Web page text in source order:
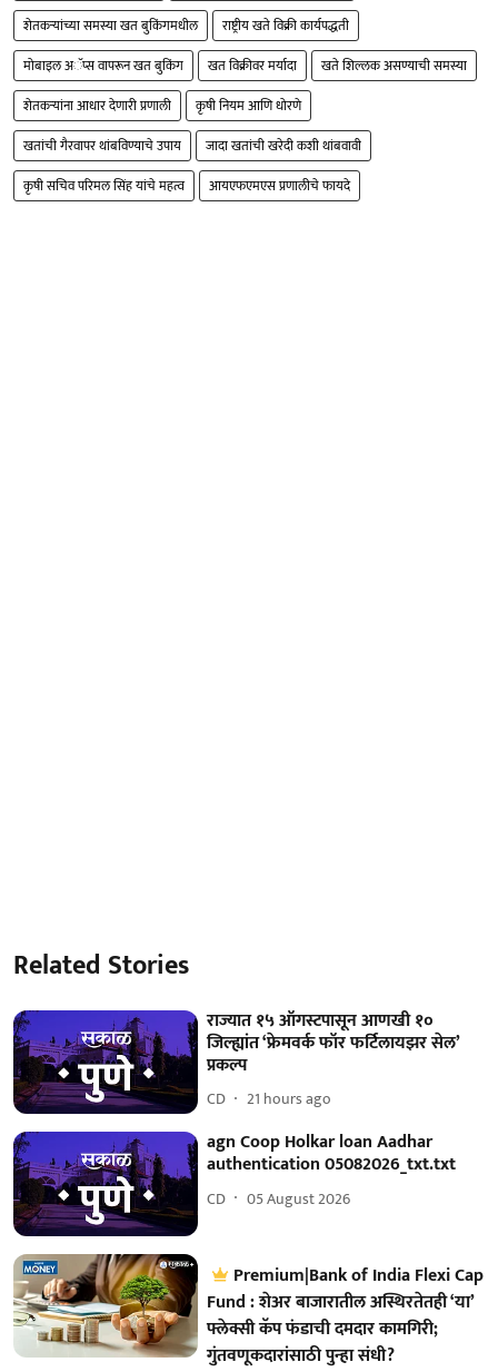
शेतकऱ्यांच्या समस्या खत बुकिंगमधील
राष्ट्रीय खते विक्री कार्यपद्धती
मोबाइल अॅप्स वापरून खत बुकिंग
खत विक्रीवर मर्यादा
खते शिल्लक असण्याची समस्या
शेतकऱ्यांना आधार देणारी प्रणाली
कृषी नियम आणि धोरणे
खतांची गैरवापर थांबविण्याचे उपाय
जादा खतांची खरेदी कशी थांबवावी
कृषी सचिव परिमल सिंह यांचे महत्व
आयएफएमएस प्रणालीचे फायदे
Related Stories
राज्यात १५ ऑगस्टपासून आणखी १०
जिल्ह्यांत ‘फ्रेमवर्क फॉर फर्टिलायझर सेल’
प्रकल्प
CD 21 hours ago
agn Coop Holkar loan Aadhar
authentication 05082026_txt.txt
CD 05 August 2026
Premium|Bank of India Flexi Cap
Fund : शेअर बाजारातील अस्थिरतेतही ‘या’
फ्लेक्सी कॅप फंडाची दमदार कामगिरी;
गुंतवणूकदारांसाठी पुन्हा संधी?